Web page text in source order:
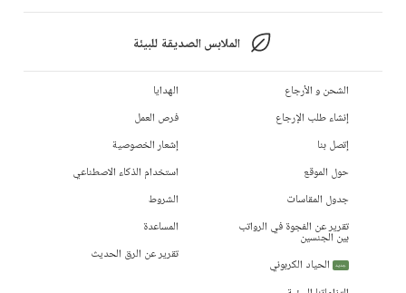
الملابس الصديقة للبيئة
الشحن و الأرجاع
إنشاء طلب الإرجاع
إتصل بنا
حول الموقع
جدول المقاسات
تقرير عن الفجوة في الرواتب
بين الجنسين
جديد
الحياد الكربوني
الهدايا
فرص العمل
إشعار الخصوصية
استخدام الذكاء الاصطناعي
الشروط
المساعدة
تقرير عن الرق الحديث